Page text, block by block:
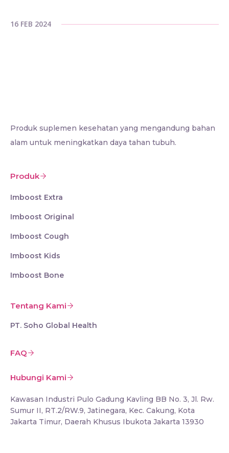
16 FEB 2024
Produk suplemen kesehatan yang mengandung bahan
alam untuk meningkatkan daya tahan tubuh.
Produk
Imboost Extra
Imboost Original
Imboost Cough
Imboost Kids
Imboost Bone
Tentang Kami
PT. Soho Global Health
FAQ
Hubungi Kami
Kawasan Industri Pulo Gadung Kavling BB No. 3, Jl. Rw.
Sumur II, RT.2/RW.9, Jatinegara, Kec. Cakung, Kota
Jakarta Timur, Daerah Khusus Ibukota Jakarta 13930